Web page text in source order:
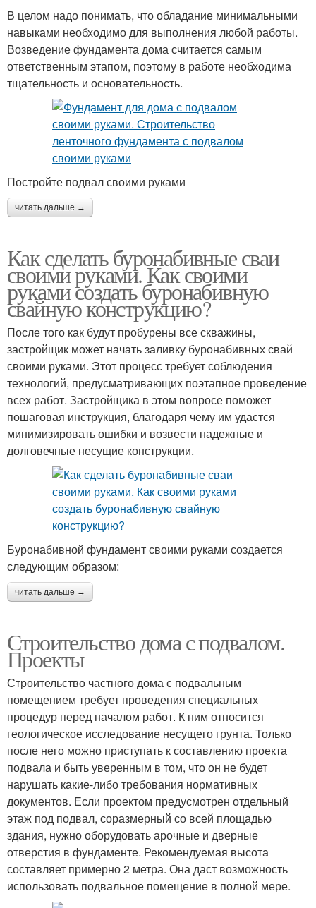
В целом надо понимать, что обладание минимальными
навыками необходимо для выполнения любой работы.
Возведение фундамента дома считается самым
ответственным этапом, поэтому в работе необходима
тщательность и основательность.
Постройте подвал своими руками
читать дальше →
Как сделать буронабивные сваи
своими руками. Как своими
руками создать буронабивную
свайную конструкцию?
После того как будут пробурены все скважины,
застройщик может начать заливку буронабивных свай
своими руками. Этот процесс требует соблюдения
технологий, предусматривающих поэтапное проведение
всех работ. Застройщика в этом вопросе поможет
пошаговая инструкция, благодаря чему им удастся
минимизировать ошибки и возвести надежные и
долговечные несущие конструкции.
Буронабивной фундамент своими руками создается
следующим образом:
читать дальше →
Строительство дома с подвалом.
Проекты
Строительство частного дома с подвальным
помещением требует проведения специальных
процедур перед началом работ. К ним относится
геологическое исследование несущего грунта. Только
после него можно приступать к составлению проекта
подвала и быть уверенным в том, что он не будет
нарушать какие-либо требования нормативных
документов. Если проектом предусмотрен отдельный
этаж под подвал, соразмерный со всей площадью
здания, нужно оборудовать арочные и дверные
отверстия в фундаменте. Рекомендуемая высота
составляет примерно 2 метра. Она даст возможность
использовать подвальное помещение в полной мере.